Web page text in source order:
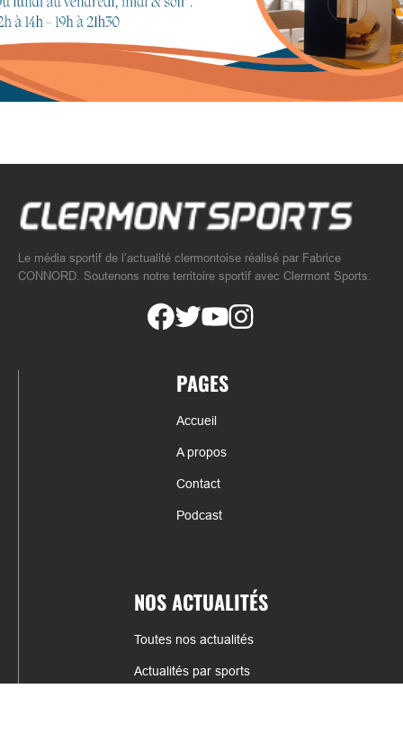
Le média sportif de l’actualité clermontoise réalisé par Fabrice
CONNORD. Soutenons notre territoire sportif avec Clermont Sports.
PAGES
Accueil
A propos
Contact
Podcast
NOS ACTUALITÉS
Toutes nos actualités
Actualités par sports